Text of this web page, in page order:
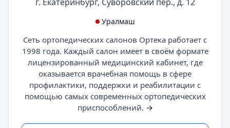
Уралмаш
Сеть ортопедических салонов Ортека работает с
1998 года. Каждый салон имеет в своём формате
лицензированный медицинский кабинет, где
оказывается врачебная помощь в сфере
профилактики, поддержки и реабилитации с
помощью самых современных ортопедических
приспособлений. →